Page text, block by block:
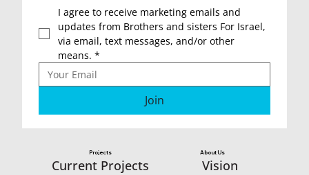
I agree to receive marketing emails and
updates from Brothers and sisters For Israel,
via email, text messages, and/or other
means. *
Join
About Us
Vision
Projects
Current Projects